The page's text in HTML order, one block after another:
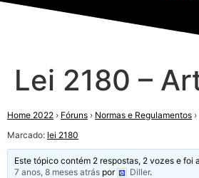
Lei 2180 –
Home 2022 › Fóruns › Normas e Regulamentos ›
Marcado: lei 2180
Este tópico contém 2 respostas, 2 vozes e foi
7 anos, 8 meses atrás por Diller.